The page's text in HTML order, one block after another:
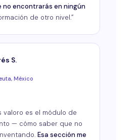
no encontrarás en ningún
de otro nivel.”
S.
México
valoro es el módulo de
— cómo saber que no
Esa sección me